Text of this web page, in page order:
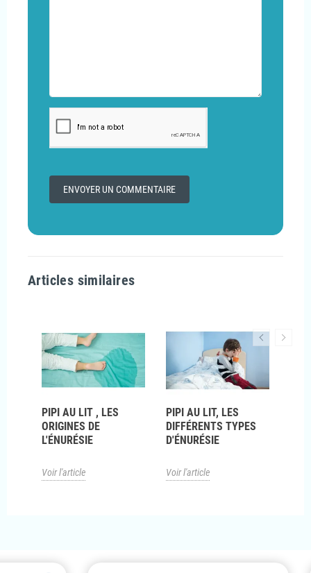
Articles similaires
PIPI AU LIT , LES
ORIGINES DE
L'ÉNURÉSIE
Voir l'article
PIPI AU LIT, LES
DIFFÉRENTS TYPES
D'ÉNURÉSIE
Voir l'article